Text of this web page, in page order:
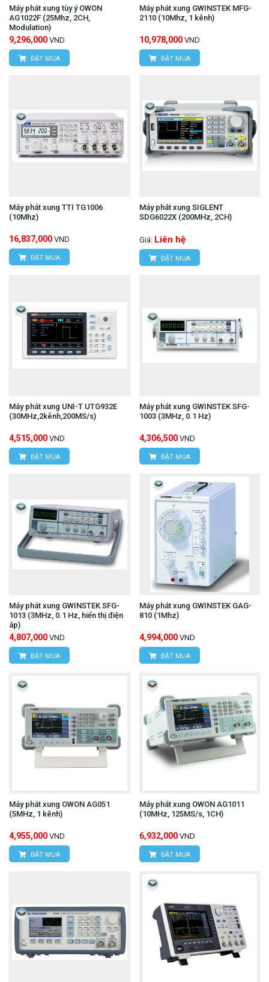
Máy phát xung tùy ý OWON
AG1022F (25Mhz, 2CH,
Modulation)
9,296,000 VND
ĐẶT MUA
Máy phát xung GWINSTEK MFG-
2110 (10Mhz, 1 kênh)
10,978,000 VND
ĐẶT MUA
Máy phát xung TTI TG1006
(10Mhz)
16,837,000 VND
ĐẶT MUA
Máy phát xung SIGLENT
SDG6022X (200MHz, 2CH)
Giá: Liên hệ
ĐẶT MUA
Máy phát xung UNI-T UTG932E
(30MHz,2kênh,200MS/s)
4,515,000 VND
ĐẶT MUA
Máy phát xung GWINSTEK SFG-
1003 (3MHz, 0.1 Hz)
4,306,500 VND
ĐẶT MUA
Máy phát xung GWINSTEK SFG-
1013 (3MHz, 0.1 Hz, hiển thị điện
áp)
4,807,000 VND
ĐẶT MUA
Máy phát xung GWINSTEK GAG-
810 (1Mhz)
4,994,000 VND
ĐẶT MUA
Máy phát xung OWON AG051
(5MHz, 1 kênh)
4,955,000 VND
ĐẶT MUA
Máy phát xung OWON AG1011
(10MHz, 125MS/s, 1CH)
6,932,000 VND
ĐẶT MUA